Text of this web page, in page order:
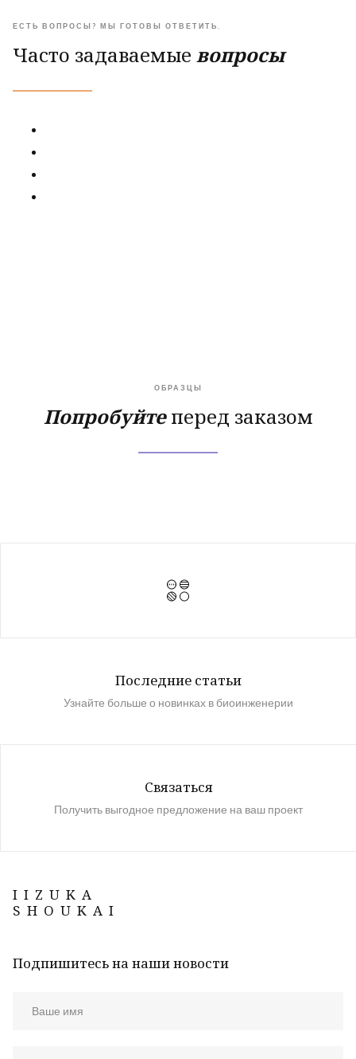
ЕСТЬ ВОПРОСЫ? МЫ ГОТОВЫ ОТВЕТИТЬ.
Часто задаваемые вопросы
ОБРАЗЦЫ
Попробуйтеперед заказом
Последние статьи
Узнайте больше о новинках в биоинженерии
Связаться
Получить выгодное предложение на ваш проект
IIZUKA
SHOUKAI
Подпишитесь на наши новости